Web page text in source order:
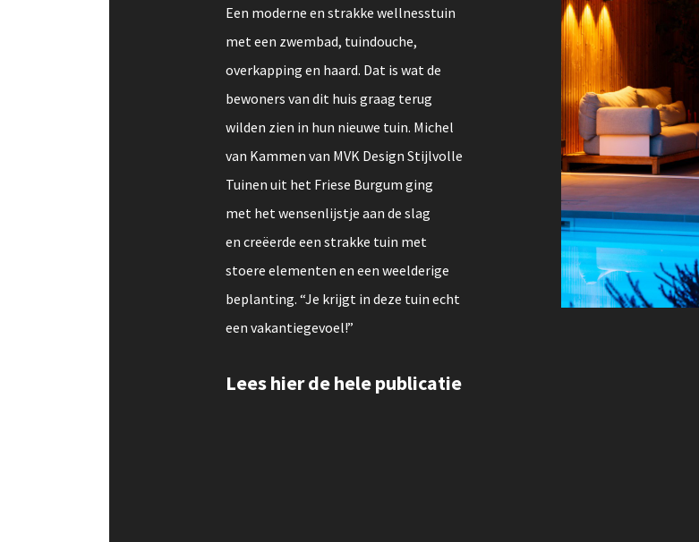
Een moderne en strakke wellnesstuin
met een zwembad, tuindouche,
overkapping en haard. Dat is wat de
bewoners van dit huis graag terug
wilden zien in hun nieuwe tuin. Michel
van Kammen van MVK Design Stijlvolle
Tuinen uit het Friese Burgum ging
met het wensenlijstje aan de slag
en creëerde een strakke tuin met
stoere elementen en een weelderige
beplanting. “Je krijgt in deze tuin echt
een vakantiegevoel!”
Lees hier de hele publicatie